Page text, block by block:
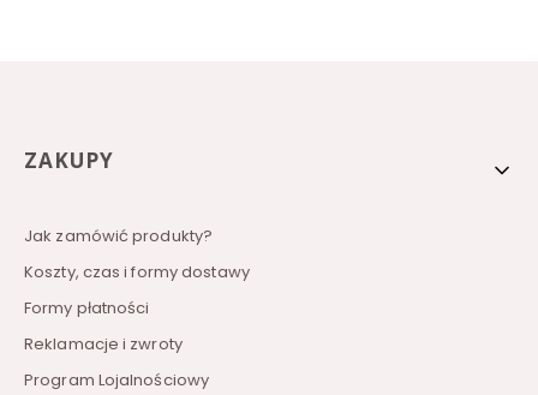
Linki w stopce
ZAKUPY
Jak zamówić produkty?
Koszty, czas i formy dostawy
Formy płatności
Reklamacje i zwroty
Program Lojalnościowy